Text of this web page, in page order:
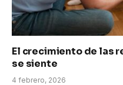
El crecimiento de las
se siente
4 febrero, 2026